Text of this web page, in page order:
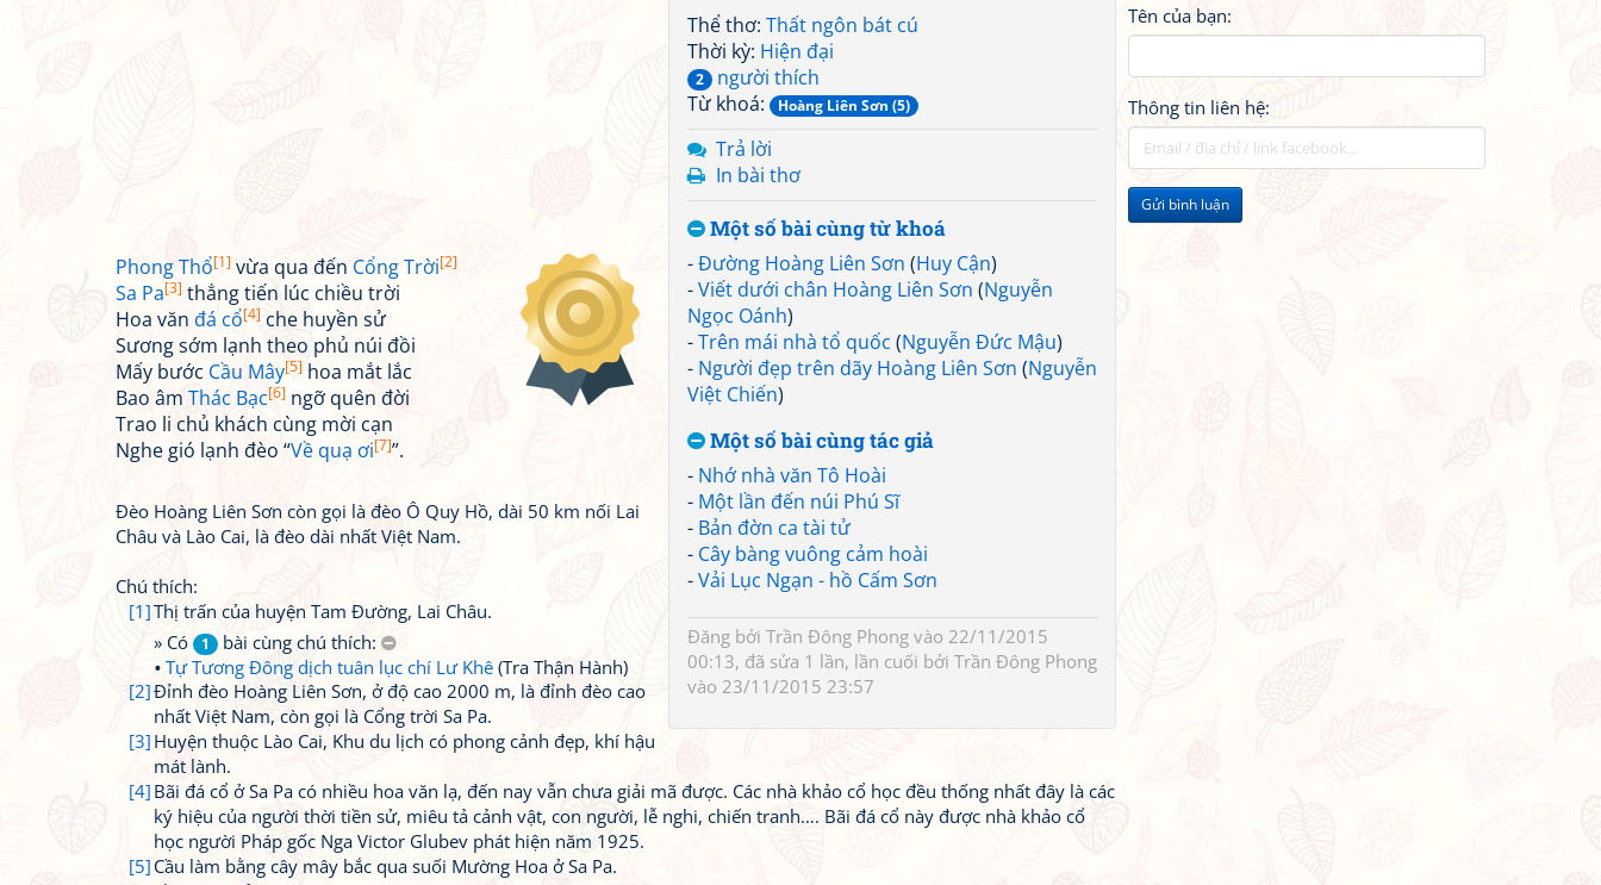
Tên của bạn:
Thông tin liên hệ:
Gửi bình luận
Thể thơ: Thất ngôn bát cú
Thời kỳ: Hiện đại
2
người thích
Từ khoá:
Hoàng Liên Sơn (5)
Trả lời
In bài thơ
Một số bài cùng từ khoá
-Đường Hoàng Liên Sơn (Huy Cận)
-Viết dưới chân Hoàng Liên Sơn (Nguyễn
Ngọc Oánh)
-Trên mái nhà tổ quốc (Nguyễn Đức Mậu)
- Người đẹp trên dãy Hoàng Liên Sơn (Nguyễn
Việt Chiến)
Một số bài cùng tác giả
- Nhớ nhà văn Tô Hoài
- Một lần đến núi Phú Sĩ
- Bản đờn ca tài tử
- Cây bàng vuông cảm hoài
-Vải Lục Ngạn - hồ Cấm Sơn
Đăng bởi Trần Đông Phong vào 22/11/2015
00:13, đã sửa 1 lần, lần cuối bởi Trần Đông Phong
vào 23/11/2015 23:57
Phong Thổ[1] vừa qua đến Cổng Trời[2]
Sa Pa[3] thẳng tiến lúc chiều trời
Hoa văn đá cổ[4] che huyền sử
Sương sớm lạnh theo phủ núi đồi
Mấy bước Cầu Mây[5] hoa mắt lắc
Bao âm Thác Bạc[6] ngỡ quên đời
Trao li chủ khách cùng mời cạn
Nghe gió lạnh đèo “Về quạ ơi[7]”.
Đèo Hoàng Liên Sơn còn gọi là đèo Ô Quy Hồ, dài 50 km nối Lai
Châu và Lào Cai, là đèo dài nhất Việt Nam.
Chú thích:
[1]Thị trấn của huyện Tam Đường, Lai Châu.
» Có
1
bài cùng chú thích:
Tự Tương Đông dịch tuân lục chí Lư Khê (Tra Thận Hành)
[2]Đỉnh đèo Hoàng Liên Sơn, ở độ cao 2000 m, là đỉnh đèo cao
nhất Việt Nam, còn gọi là Cổng trời Sa Pa.
[3] Huyện thuộc Lào Cai, Khu du lịch có phong cảnh đẹp, khí hậu
mát lành.
[4] Bãi đá cổ ở Sa Pa có nhiều hoa văn lạ, đến nay vẫn chưa giải mã được. Các nhà khảo cổ học đều thống nhất đây là các
ký hiệu của người thời tiền sử, miêu tả cảnh vật, con người, lễ nghi, chiến tranh…. Bãi đá cổ này được nhà khảo cổ
học người Pháp gốc Nga Victor Glubev phát hiện năm 1925.
[5] Cầu làm bằng cây mây bắc qua suối Mường Hoa ở Sa Pa.